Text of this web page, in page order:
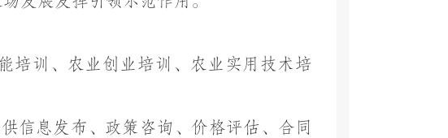
培训、农业创业培训、农业实用技术培
信息发布、政策咨询、价格评估、合同